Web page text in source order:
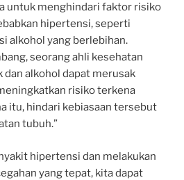
untuk menghindari faktor risiko
hipertensi, seperti
alkohol yang berlebihan.
seorang ahli kesehatan
dan alkohol dapat merusak
risiko terkena
itu, hindari kebiasaan tersebut
tubuh.”
hipertensi dan melakukan
yang tepat, kita dapat